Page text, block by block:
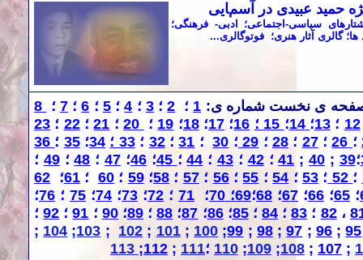
حمید عبیدی در آسمایی
سياسی-اجتماعی؛ ادبی- فرهنگی؛
گالری آثار هنری؛ فوتوگالری...
ی نخست شمارهی:
1 ؛ 2؛ 3 ؛ 4؛ 5 ؛ 6 ؛7 ؛
12 ؛13؛ 14 ؛ 16؛ 17؛18؛ 19 ؛ ؛ 21؛22 ؛ 23
؛ ؛27 ؛28 ؛ 29 ؛ 30 ؛ 31 ؛32 ؛ 33 ؛ 34؛35 ؛
؛39
;
40
;
41؛42 ؛ 43؛ 44؛ 45 ؛46؛ 47؛ 48؛49 ؛
؛ 52 ؛ 53؛ 54؛ 55؛56 ؛57 ؛ 58؛59 ؛ 60 ؛61؛ 62
؛ 65؛ 66؛ 67؛ 68؛69؛ ؛ 71 ؛ 72؛ 73؛ 74؛ 75 ؛ 76؛
،82 ؛ 83؛84 ؛85؛86؛ 87؛ 88؛89؛90 ؛ 91 ؛ 92؛
95
;
96
;
97
;
98
;
99
;
100
;
101
;
102
;
103
;
104
;
;
107
;
108
;
109
;
110 ؛111
;
112
;